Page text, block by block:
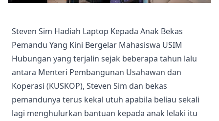
Steven Sim Hadiah Laptop Kepada Anak Bekas
Pemandu Yang Kini Bergelar Mahasiswa USIM
Hubungan yang terjalin sejak beberapa tahun lalu
antara Menteri Pembangunan Usahawan dan
Koperasi (KUSKOP), Steven Sim dan bekas
pemandunya terus kekal utuh apabila beliau sekali
lagi menghulurkan bantuan kepada anak lelaki itu